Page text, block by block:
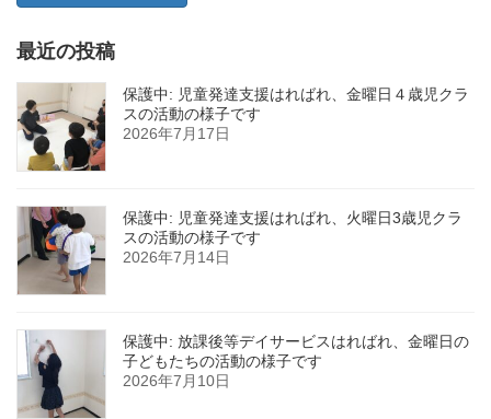
最近の投稿
保護中: 児童発達支援はればれ、金曜日４歳児クラ
スの活動の様子です
2026年7月17日
保護中: 児童発達支援はればれ、火曜日3歳児クラ
スの活動の様子です
2026年7月14日
保護中: 放課後等デイサービスはればれ、金曜日の
子どもたちの活動の様子です
2026年7月10日